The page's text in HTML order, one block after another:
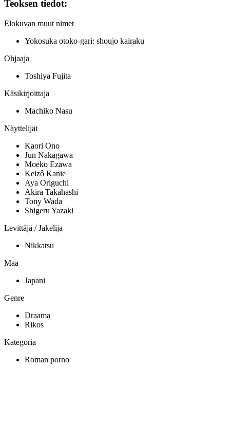
Teoksen tiedot:
Elokuvan muut nimet
Yokosuka otoko-gari: shoujo kairaku
Ohjaaja
Toshiya Fujita
Käsikirjoittaja
Machiko Nasu
Näyttelijät
Kaori Ono
Jun Nakagawa
Moeko Ezawa
Keizô Kanie
Aya Origuchi
Akira Takahashi
Tony Wada
Shigeru Yazaki
Levittäjä / Jakelija
Nikkatsu
Maa
Japani
Genre
Draama
Rikos
Kategoria
Roman porno